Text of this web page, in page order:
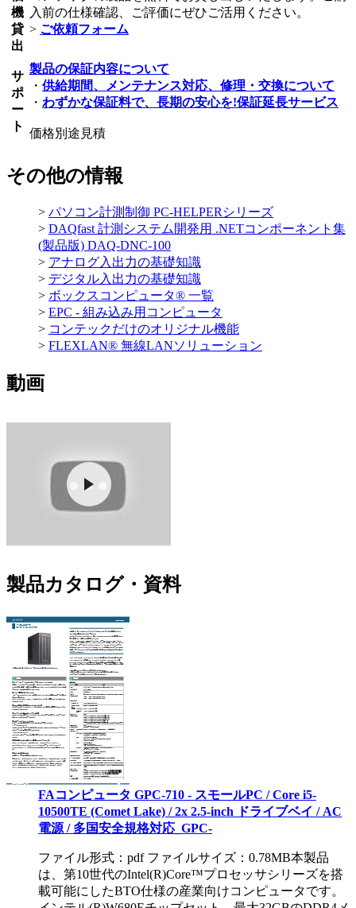
機
貸
出
入前の仕様確認、ご評価にぜひご活用ください。
> ご依頼フォーム
サ
ポ
ー
ト
製品の保証内容について
・ 供給期間、メンテナンス対応、修理・交換について
・ わずかな保証料で、長期の安心を!保証延長サービス
価格別途見積
その他の情報
> パソコン計測制御 PC-HELPERシリーズ
> DAQfast 計測システム開発用 .NETコンポーネント集
(製品版) DAQ-DNC-100
> アナログ入出力の基礎知識
> デジタル入出力の基礎知識
> ボックスコンピュータ® 一覧
> EPC - 組み込み用コンピュータ
> コンテックだけのオリジナル機能
> FLEXLAN® 無線LANソリューション
動画
製品カタログ・資料
FAコンピュータ GPC-710 - スモールPC / Core i5-
10500TE (Comet Lake) / 2x 2.5-inch ドライブベイ / AC
電源 / 多国安全規格対応_GPC-
ファイル形式：pdf ファイルサイズ：0.78MB本製品
は、第10世代のIntel(R)Core™プロセッサシリーズを搭
載可能にしたBTO仕様の産業向けコンピュータです。